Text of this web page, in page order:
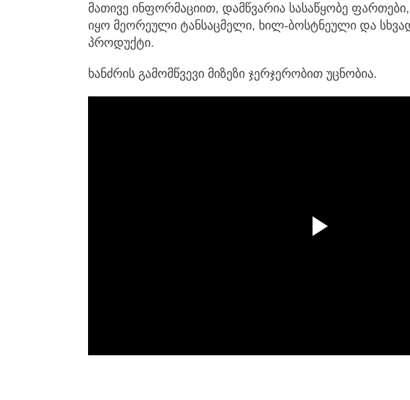
მათივე ინფორმაციით, დამწვარია სასაწყობე
იყო მეორეული ტანსაცმელი, ხილ-ბოსტნეული და
პროდუქტი.
ხანძრის გამომწვევი მიზეზი ჯერჯერობით უცნობია.